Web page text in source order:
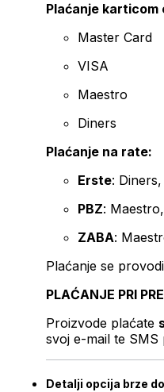
Plaćanje karticom
Master Card
VISA
Maestro
Diners
Plaćanje na rate:
Erste:
PBZ:
ZABA:
Plaćanje se
PLAĆANJE PRI
Proizvode plaćate
svoj e-mail te
Detalji opcija brze